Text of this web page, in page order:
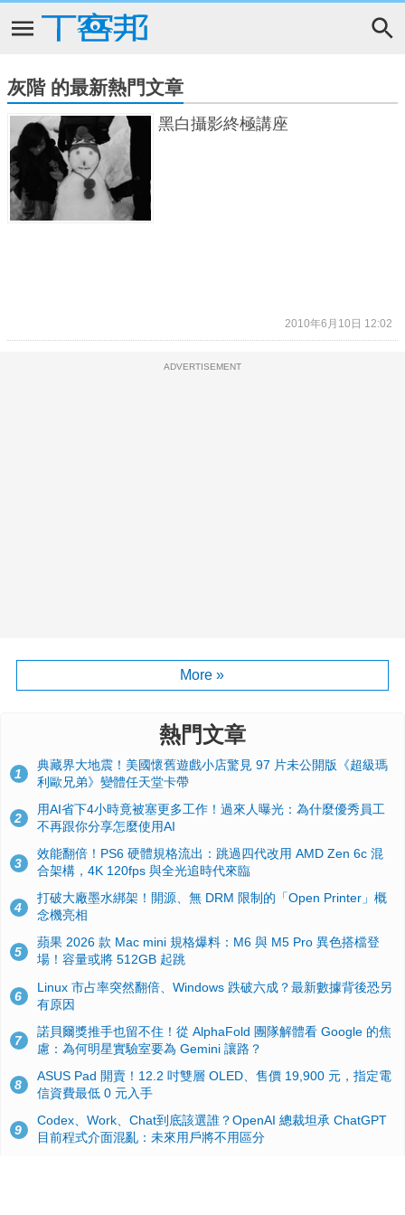
灰階 的最新熱門文章
黑白攝影終極講座
2010年6月10日 12:02
ADVERTISEMENT
More »
熱門文章
1
典藏界大地震！美國懷舊遊戲小店驚見 97 片未公開版《超級瑪
利歐兄弟》變體任天堂卡帶
2
用AI省下4小時竟被塞更多工作！過來人曝光：為什麼優秀員工
不再跟你分享怎麼使用AI
3
效能翻倍！PS6 硬體規格流出：跳過四代改用 AMD Zen 6c 混
合架構，4K 120fps 與全光追時代來臨
4
打破大廠墨水綁架！開源、無 DRM 限制的「Open Printer」概
念機亮相
5
蘋果 2026 款 Mac mini 規格爆料：M6 與 M5 Pro 異色搭檔登
場！容量或將 512GB 起跳
6
Linux 市占率突然翻倍、Windows 跌破六成？最新數據背後恐另
有原因
7
諾貝爾獎推手也留不住！從 AlphaFold 團隊解體看 Google 的焦
慮：為何明星實驗室要為 Gemini 讓路？
8
ASUS Pad 開賣！12.2 吋雙層 OLED、售價 19,900 元，指定電
信資費最低 0 元入手
9
Codex、Work、Chat到底該選誰？OpenAI 總裁坦承 ChatGPT
目前程式介面混亂：未來用戶將不用區分